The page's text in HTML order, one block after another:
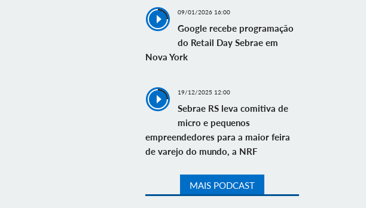
09/01/2026 16:00
Google recebe programação
do Retail Day Sebrae em
Nova York
19/12/2025 12:00
Sebrae RS leva comitiva de
micro e pequenos
empreendedores para a maior feira
de varejo do mundo, a NRF
MAIS PODCAST